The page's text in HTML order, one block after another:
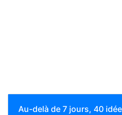
Au-delà de 7 jours, 40